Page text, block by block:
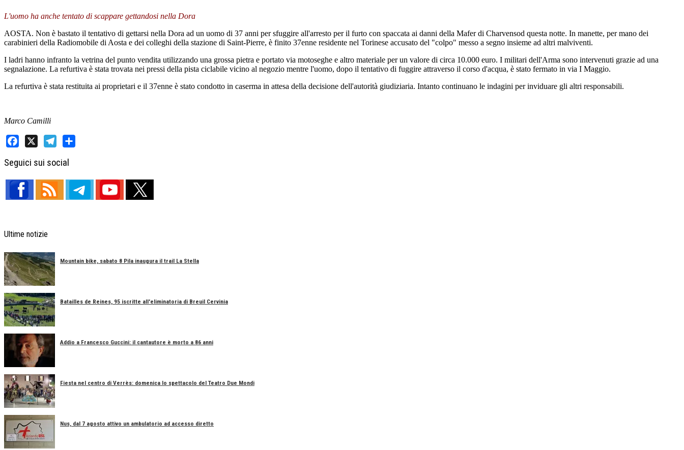
L'uomo ha anche tentato di scappare gettandosi nella Dora
AOSTA. Non è bastato il tentativo di gettarsi nella Dora ad un uomo di 37 anni per sfuggire all'arresto per il furto con spaccata ai danni della Mafer di Charvensod questa notte. In manette, per mano dei
carabinieri della Radiomobile di Aosta e dei colleghi della stazione di Saint-Pierre, è finito 37enne residente nel Torinese accusato del "colpo" messo a segno insieme ad altri malviventi.
I ladri hanno infranto la vetrina del punto vendita utilizzando una grossa pietra e portato via motoseghe e altro materiale per un valore di circa 10.000 euro. I militari dell'Arma sono intervenuti grazie ad una
segnalazione. La refurtiva è stata trovata nei pressi della pista ciclabile vicino al negozio mentre l'uomo, dopo il tentativo di fuggire attraverso il corso d'acqua, è stato fermato in via I Maggio.
La refurtiva è stata restituita ai proprietari e il 37enne è stato condotto in caserma in attesa della decisione dell'autorità giudiziaria. Intanto continuano le indagini per inviduare gli altri responsabili.
Marco Camilli
Seguici sui social
Ultime notizie
Mountain bike, sabato 8 Pila inaugura il trail La Stella
Batailles de Reines, 95 iscritte all'eliminatoria di Breuil Cervinia
Addio a Francesco Guccini: il cantautore è morto a 86 anni
Fiesta nel centro di Verrès: domenica lo spettacolo del Teatro Due Mondi
Nus, dal 7 agosto attivo un ambulatorio ad accesso diretto